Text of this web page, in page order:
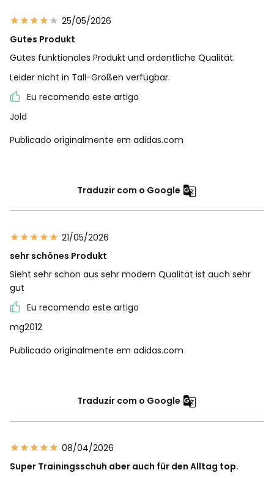
25/05/2026
Gutes Produkt
Gutes funktionales Produkt und ordentliche Qualität.
Leider nicht in Tall-Größen verfügbar.
Eu recomendo este artigo
Jold
Publicado originalmente em adidas.com
Traduzir com o Google
21/05/2026
sehr schönes Produkt
Sieht sehr schön aus sehr modern Qualität ist auch sehr
gut
Eu recomendo este artigo
mg2012
Publicado originalmente em adidas.com
Traduzir com o Google
08/04/2026
Super Trainingsschuh aber auch für den Alltag top.